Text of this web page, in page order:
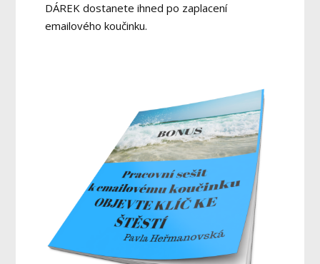
DÁREK dostanete ihned po zaplacení
emailového koučinku.